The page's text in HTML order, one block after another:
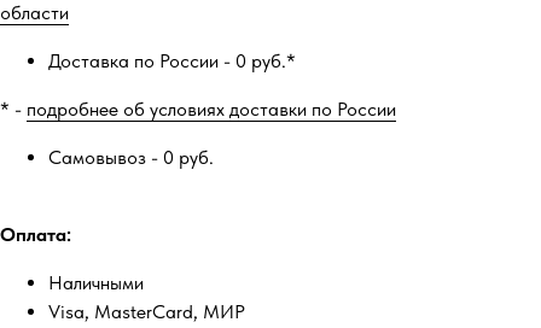
области
Доставка по России - 0 руб.*
* - подробнее об условиях доставки по России
Самовывоз - 0 руб.
Оплата:
Наличными
Visa, MasterCard, МИР